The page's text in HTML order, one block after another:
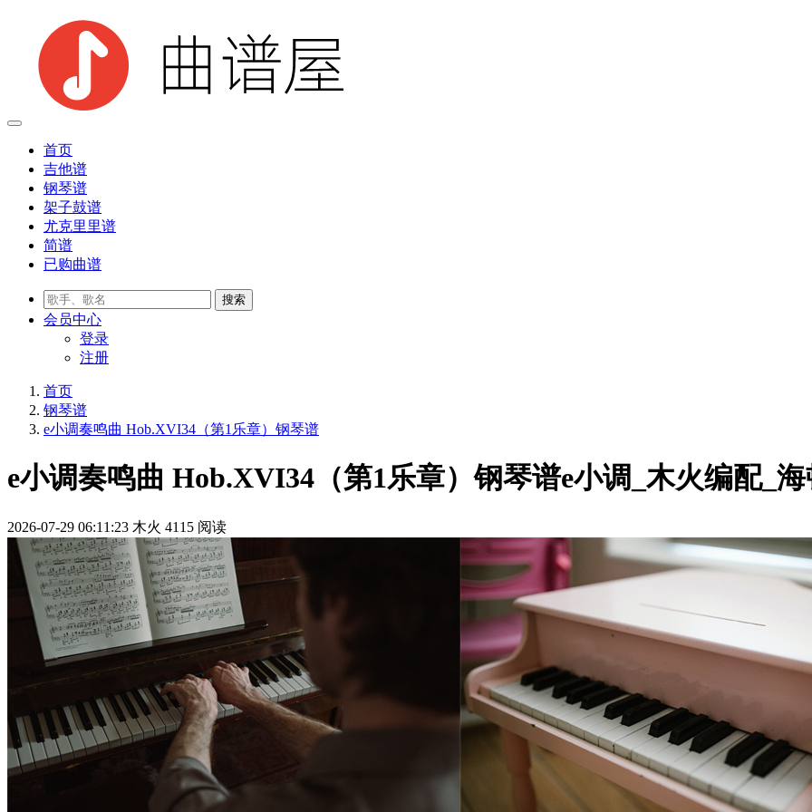
首页
吉他谱
钢琴谱
架子鼓谱
尤克里里谱
简谱
已购曲谱
会员中心
登录
注册
首页
钢琴谱
e小调奏鸣曲 Hob.XVI34（第1乐章）钢琴谱
e小调奏鸣曲 Hob.XVI34（第1乐章）钢琴谱e小调_木火编配_
2026-07-29 06:11:23 木火 4115 阅读